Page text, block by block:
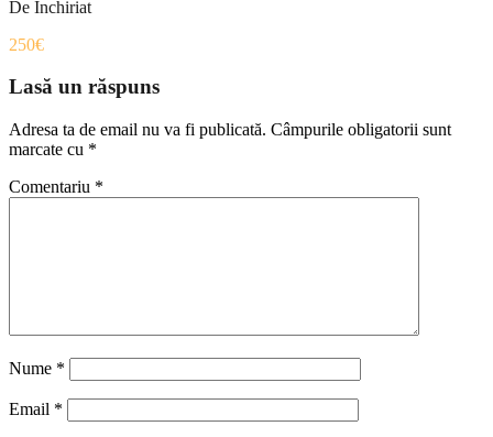
De Inchiriat
250€
Lasă un răspuns
Adresa ta de email nu va fi publicată. Câmpurile obligatorii sunt
marcate cu *
Comentariu *
Nume *
Email *